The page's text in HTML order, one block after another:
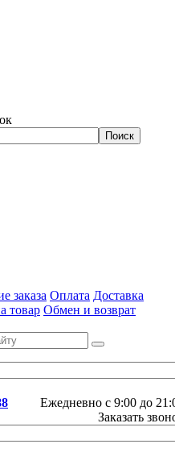
заказа Оплата Доставка
товар Обмен и возврат
Ежедневно с 9:00 до
Заказать